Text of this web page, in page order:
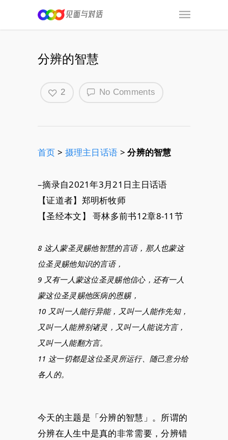
分辨的智慧
No Comments
2
首页 > 摄理主日话语 >分辨的智慧
–摘录自2021年3月21日主日话语
【证道者】郑明析牧师
【圣经本文】 哥林多前书12章8-11节
8 这人蒙圣灵赐他智慧的言语，那人也蒙这
位圣灵赐他知识的言语，
9 又有一人蒙这位圣灵赐他信心，还有一人
蒙这位圣灵赐他医病的恩赐，
10 又叫一人能行异能，又叫一人能作先知，
又叫一人能辨别诸灵，又叫一人能说方言，
又叫一人能翻方言。
11 这一切都是这位圣灵所运行、随己意分给
各人的。
今天的主题是「分辨的智慧」。所谓的
分辨在人生中是真的非常需要，分辨错